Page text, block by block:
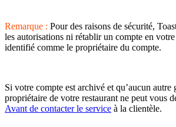
Remarque : Pour des raisons de sécurité,
les autorisations ni rétablir un compte en
identifié comme le propriétaire du compte.
Si votre compte est archivé et qu’aucun autre
propriétaire de votre restaurant ne peut vous
Avant de contacter le service à la clientèle.